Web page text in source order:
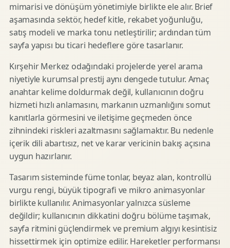
mimarisi ve dönüşüm yönetimiyle birlikte ele alır. Brief
aşamasında sektör, hedef kitle, rekabet yoğunluğu,
satış modeli ve marka tonu netleştirilir; ardından tüm
sayfa yapısı bu ticari hedeflere göre tasarlanır.
Kırşehir Merkez odağındaki projelerde yerel arama
niyetiyle kurumsal prestij aynı dengede tutulur. Amaç
anahtar kelime doldurmak değil, kullanıcının doğru
hizmeti hızlı anlamasını, markanın uzmanlığını somut
kanıtlarla görmesini ve iletişime geçmeden önce
zihnindeki riskleri azaltmasını sağlamaktır. Bu nedenle
içerik dili abartısız, net ve karar vericinin bakış açısına
uygun hazırlanır.
Tasarım sisteminde füme tonlar, beyaz alan, kontrollü
vurgu rengi, büyük tipografi ve mikro animasyonlar
birlikte kullanılır. Animasyonlar yalnızca süsleme
değildir; kullanıcının dikkatini doğru bölüme taşımak,
sayfa ritmini güçlendirmek ve premium algıyı kesintisiz
hissettirmek için optimize edilir. Hareketler performansı